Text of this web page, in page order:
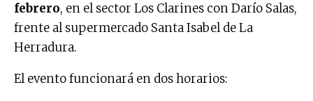
febrero, en el sector Los Clarines con Darío Salas,
frente al supermercado Santa Isabel de La
Herradura.
El evento funcionará en dos horarios: